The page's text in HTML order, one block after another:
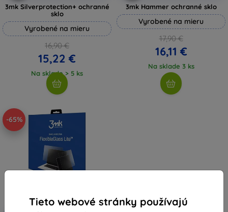
Tieto webové stránky používajú
3mk Silverprotection+ ochranné
sklo
Vyrobené na mieru
16,90 €
15,22 €
Na sklade > 5 ks
3mk Hammer ochranné sklo
Vyrobené na mieru
17,90 €
16,11 €
Na sklade 3 ks
-65%